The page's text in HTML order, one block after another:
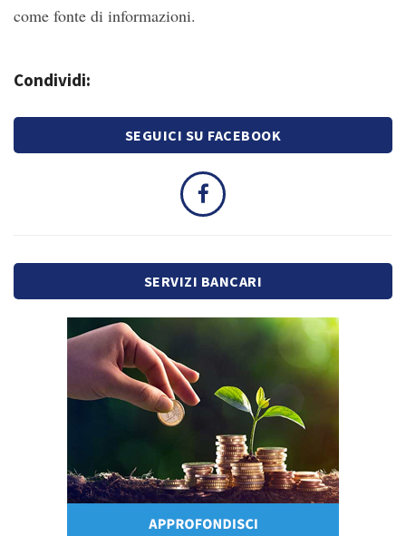
come fonte di informazioni.
Condividi:
SEGUICI SU FACEBOOK
SERVIZI BANCARI